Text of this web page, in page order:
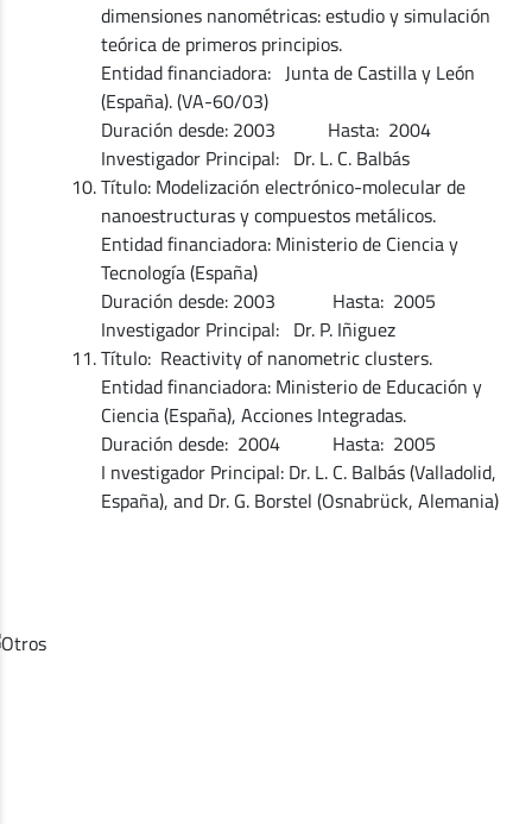
dimensiones nanométricas: estudio y simulación
teórica de primeros principios.
Entidad financiadora: Junta de Castilla y León
(España). (VA-60/03)
Duración desde: 2003 Hasta: 2004
Investigador Principal: Dr. L. C. Balbás
Título: Modelización electrónico-molecular de
nanoestructuras y compuestos metálicos.
Entidad financiadora: Ministerio de Ciencia y
Tecnología (España)
Duración desde: 2003 Hasta: 2005
Investigador Principal: Dr. P. Iñiguez
Título: Reactivity of nanometric clusters.
Entidad financiadora: Ministerio de Educación y
Ciencia (España), Acciones Integradas.
Duración desde: 2004 Hasta: 2005
I nvestigador Principal: Dr. L. C. Balbás (Valladolid,
España), and Dr. G. Borstel (Osnabrück, Alemania)